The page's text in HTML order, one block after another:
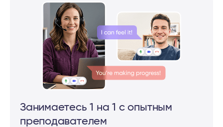
Занимаетесь 1 на 1 с опытным
преподавателем